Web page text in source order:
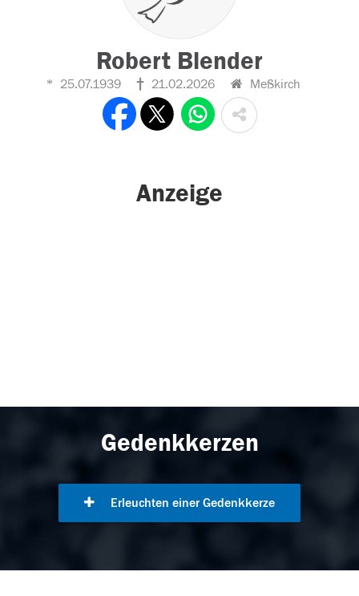
Robert Blender
25.07.1939 21.02.2026 Meßkirch
Anzeige
Gedenkkerzen
Erleuchten einer Gedenkkerze